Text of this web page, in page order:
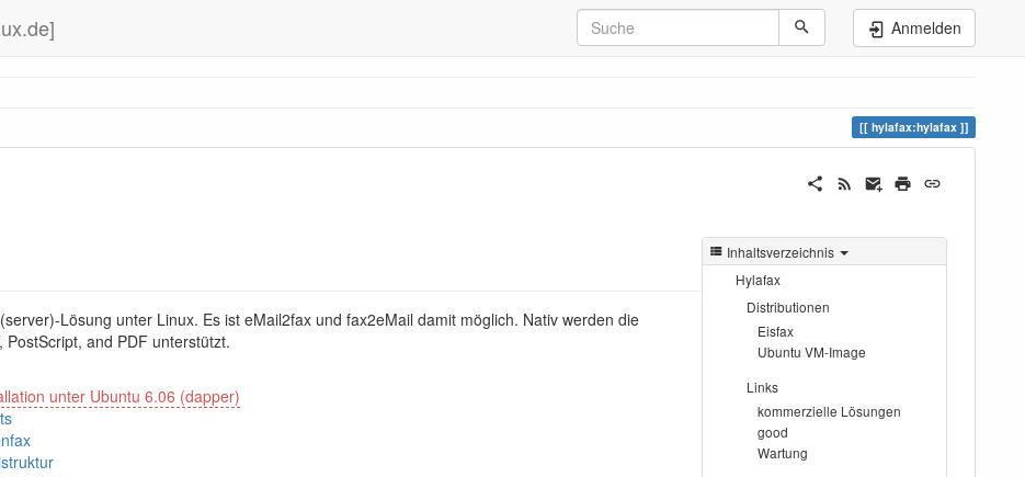
Anmelden
hylafax:hylafax
Inhaltsverzeichnis
Hylafax
Distributionen
Eisfax
Ubuntu VM-Image
Links
kommerzielle Lösungen
good
Wartung
Lösung unter Linux. Es ist eMail2fax und fax2eMail damit möglich. Nativ werden die
PostScript, and PDF unterstützt.
unter Ubuntu 6.06 (dapper)